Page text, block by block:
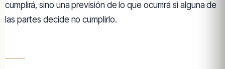
cumplirá, sino una previsión de lo que ocurrirá si alguna de
las partes decide no cumplirlo.